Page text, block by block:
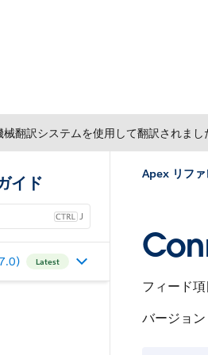
翻訳システムを使用して翻訳されまし
イド
J
Latest
Apex リファ
フィード項
バージョン